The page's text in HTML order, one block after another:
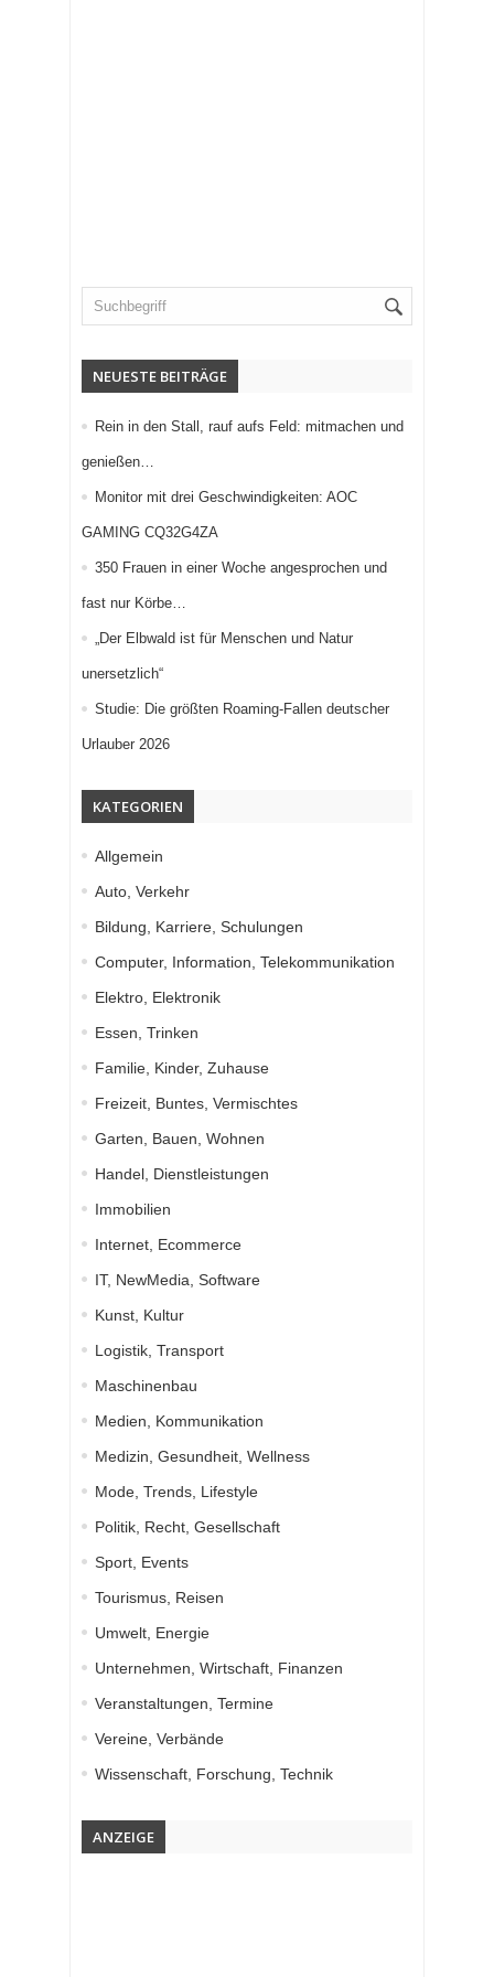
NEUESTE BEITRÄGE
Rein in den Stall, rauf aufs Feld: mitmachen und
genießen…
Monitor mit drei Geschwindigkeiten: AOC
GAMING CQ32G4ZA
350 Frauen in einer Woche angesprochen und
fast nur Körbe…
„Der Elbwald ist für Menschen und Natur
unersetzlich“
Studie: Die größten Roaming-Fallen deutscher
Urlauber 2026
KATEGORIEN
Allgemein
Auto, Verkehr
Bildung, Karriere, Schulungen
Computer, Information, Telekommunikation
Elektro, Elektronik
Essen, Trinken
Familie, Kinder, Zuhause
Freizeit, Buntes, Vermischtes
Garten, Bauen, Wohnen
Handel, Dienstleistungen
Immobilien
Internet, Ecommerce
IT, NewMedia, Software
Kunst, Kultur
Logistik, Transport
Maschinenbau
Medien, Kommunikation
Medizin, Gesundheit, Wellness
Mode, Trends, Lifestyle
Politik, Recht, Gesellschaft
Sport, Events
Tourismus, Reisen
Umwelt, Energie
Unternehmen, Wirtschaft, Finanzen
Veranstaltungen, Termine
Vereine, Verbände
Wissenschaft, Forschung, Technik
ANZEIGE